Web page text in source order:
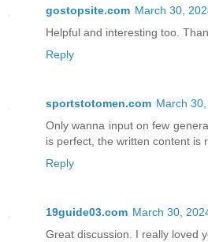
gostopsite.com March 30,
Helpful and interesting too.
Reply
sportstotomen.com March
Only wanna input on few
is perfect, the written content is
Reply
19guide03.com March 30,
Great discussion. I really loved